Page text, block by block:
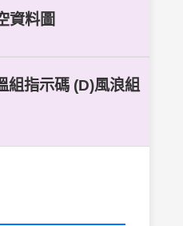
資料圖
指示碼 (D)風浪組